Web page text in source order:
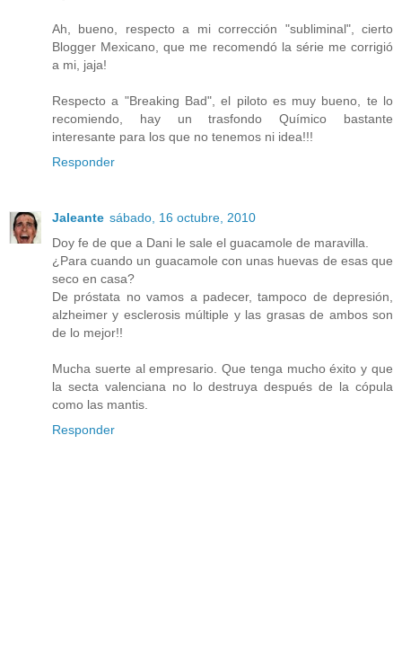
Ah, bueno, respecto a mi corrección "subliminal", cierto
Blogger Mexicano, que me recomendó la série me corrigió
a mi, jaja!
Respecto a "Breaking Bad", el piloto es muy bueno, te lo
recomiendo, hay un trasfondo Químico bastante
interesante para los que no tenemos ni idea!!!
Responder
Jaleante sábado, 16 octubre, 2010
Doy fe de que a Dani le sale el guacamole de maravilla.
¿Para cuando un guacamole con unas huevas de esas que
seco en casa?
De próstata no vamos a padecer, tampoco de depresión,
alzheimer y esclerosis múltiple y las grasas de ambos son
de lo mejor!!
Mucha suerte al empresario. Que tenga mucho éxito y que
la secta valenciana no lo destruya después de la cópula
como las mantis.
Responder